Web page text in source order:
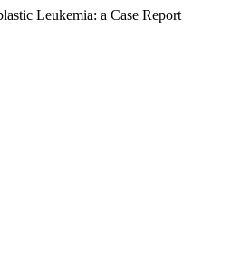
Leukemia: a Case Report